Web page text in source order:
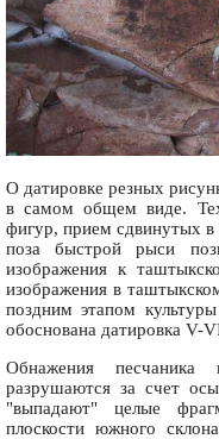
О датировке резных
в самом общем виде.
фигур, прием сдвинутых в
поза быстрой рыси
изображения к
изображения в
поздним этапом
обоснована датировка V-
Обнажения песчаника
разрушаются за счет
"выпадают" целые
плоскости южного